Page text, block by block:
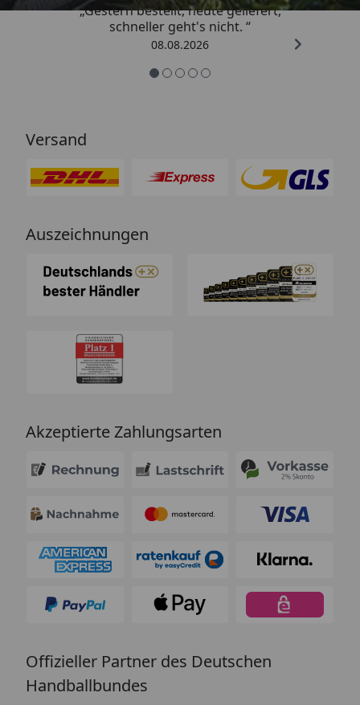
„Gestern bestellt, heute geliefert,
schneller geht's nicht. “
08.08.2026
Versand
Auszeichnungen
Akzeptierte Zahlungsarten
Offizieller Partner des Deutschen
Handballbundes